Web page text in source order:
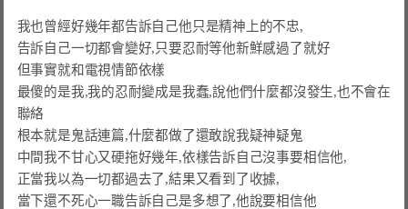
我也曾經好幾年都告訴自己他只是精神上的不忠,
告訴自己一切都會變好,只要忍耐等他新鮮感過了就好
但事實就和電視情節依樣
最傻的是我,我的忍耐變成是我蠢,說他們什麼都沒發生,也不會在
聯絡
根本就是鬼話連篇,什麼都做了還敢說我疑神疑鬼
中間我不甘心又硬拖好幾年,依樣告訴自己沒事要相信他,
正當我以為一切都過去了,結果又看到了收據,
當下還不死心一職告訴自己是多想了,他說要相信他